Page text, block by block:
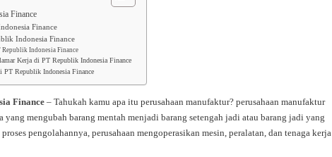
Finance
Finance
Indonesia Finance
Republik Indonesia Finance
Kerja di PT Republik Indonesia Finance
PT Republik Indonesia Finance
Finance– Tahukah kamu apa itu perusahaan manufaktur? perusahaan manufaktur
yang mengubah barang mentah menjadi barang setengah jadi atau barang jadi yang
pengolahannya, perusahaan mengoperasikan mesin, peralatan, dan tenaga kerja